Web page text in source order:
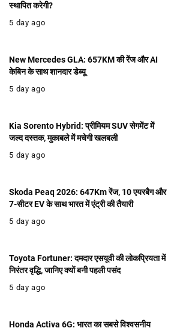
स्थापित करेगी?
5 day ago
New Mercedes GLA: 657KM की रेंज और AI
केबिन के साथ शानदार डेब्यू
5 day ago
Kia Sorento Hybrid: प्रीमियम SUV सेगमेंट में
जल्द दस्तक, मुकाबले में मचेगी खलबली
5 day ago
Skoda Peaq 2026: 647Km रेंज, 10 एयरबैग और
7-सीटर EV के साथ भारत में एंट्री की तैयारी
5 day ago
Toyota Fortuner: दमदार एसयूवी की लोकप्रियता में
निरंतर वृद्धि, जानिए क्यों बनी पहली पसंद
5 day ago
Honda Activa 6G: भारत का सबसे विश्वसनीय